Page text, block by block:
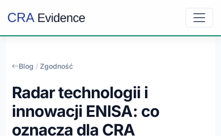
Blog / Zgodność
Radar technologii i
innowacji ENISA: co
oznacza dla CRA